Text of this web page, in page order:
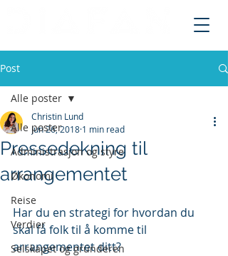
Post
Alle poster
Administrasjon og styre
Økonomi
Reise
Verdier
Selskapet og gründeren
Alle poster
Pressedekning til
arrangementet
Christin Lund
Jun 26, 2018 1 min read
Har du en strategi for hvordan du
skal få folk til å komme til
arrangementet ditt?